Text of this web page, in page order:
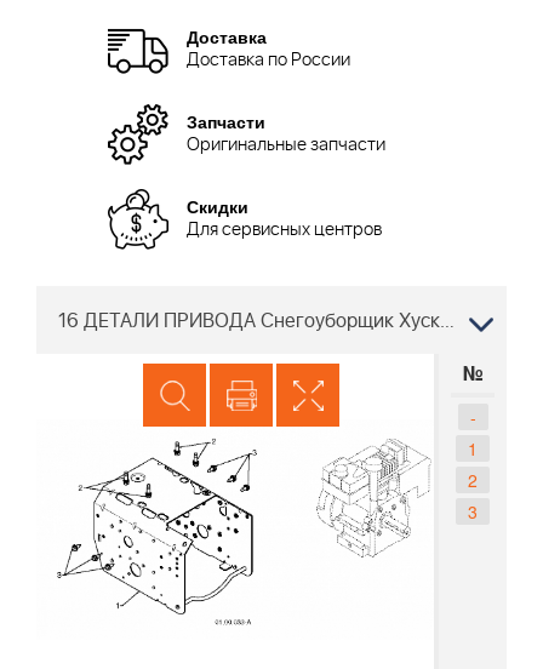
Доставка
Доставка по России
Запчасти
Оригинальные запчасти
Скидки
Для сервисных центров
16 ДЕТАЛИ ПРИВОДА Снегоуборщик Хускварна ST 330T, 96193009502 2015-09
№
-
1
2
3